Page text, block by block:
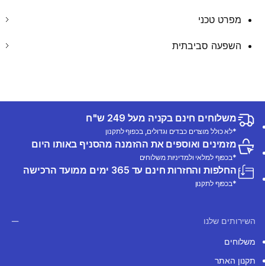
מפרט טכני
השפעה סביבתית
משלוחים חינם בקניה מעל 249 ש"ח
*לא כולל מוצרים כבדים וגדולים, בכפוף לתקנון
מזמינים ואוספים את ההזמנה מהסניף באותו היום
*בכפוף למלאי ולמדיניות משלוחים
החלפות והחזרות חינם עד 365 ימים ממועד הרכישה
*בכפוף לתקנון
השירותים שלנו
משלוחים
תקנון האתר